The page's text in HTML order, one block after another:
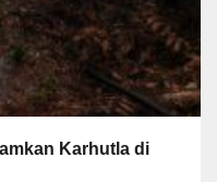
Karhutla di